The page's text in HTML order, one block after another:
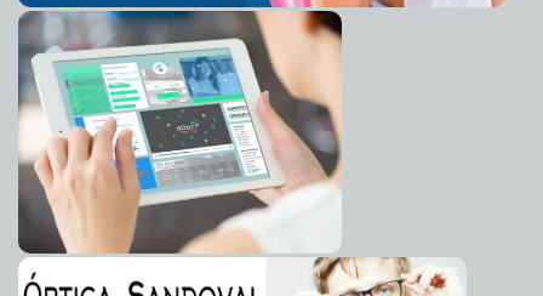
2025-07-31 22:46:04 Atención prioritaria a la militancia, compromiso de
Brenda Ruz con el panismo meridano A7
2025-07-31 22:39:53 Con participación ciudadana y construcción de
comunidad, mejoramos las colonias meridanas: Cecilia Patrón.
2025-07-31 00:08:39 Fiesta Americana Cancùn all inclusive renueva sus
centros de consumo para una mejor experiencia
2025-07-30 23:57:32 Protección Civil suspende provisionalmente local con
techos riesgosos en el centro de Mérida A7
2025-07-30 23:52:07 Firman convenio “Salud casa por casa” para llevar
atención médica gratuita a los hogares de Yucatán
2025-07-30 23:47:04 Infonavit ofrece soluciones de pago en su oficina de
Valladolid para conservar tu crédito y patrimonio A7